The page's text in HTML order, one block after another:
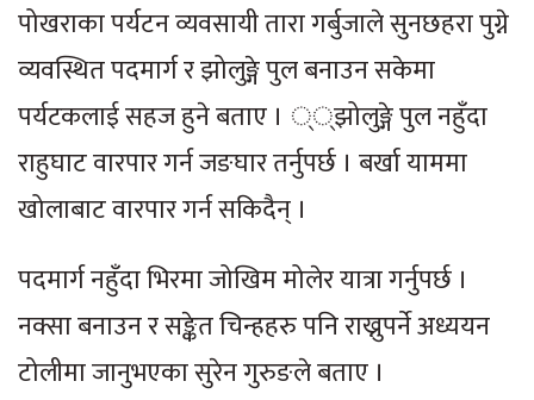
पोखराका पर्यटन व्यवसायी तारा गर्बुजाले सुनछहरा पुग्ने
व्यवस्थित पदमार्ग र झोलुङ्गे पुल बनाउन सकेमा
पर्यटकलाई सहज हुने बताए । ््झोलुङ्गे पुल नहुँदा
राहुघाट वारपार गर्न जङघार तर्नुपर्छ । बर्खा याममा
खोलाबाट वारपार गर्न सकिदैन् ।
पदमार्ग नहुँदा भिरमा जोखिम मोलेर यात्रा गर्नुपर्छ ।
नक्सा बनाउन र सङ्केत चिन्हहरु पनि राख्नुपर्ने अध्ययन
टोलीमा जानुभएका सुरेन गुरुङले बताए ।